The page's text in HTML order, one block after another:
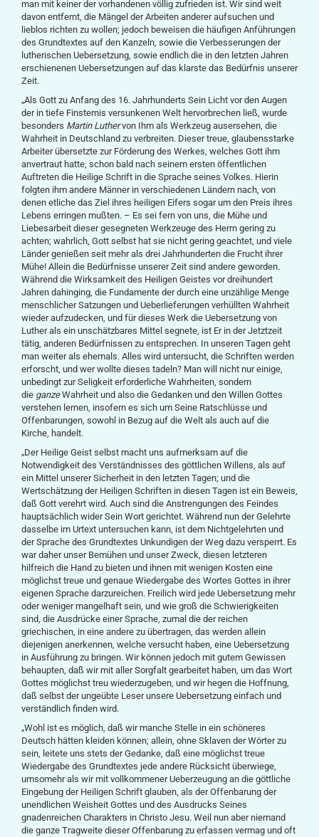
man mit keiner der vorhandenen völlig zufrieden ist. Wir sind weit
davon entfernt, die Mängel der Arbeiten anderer aufsuchen und
lieblos richten zu wollen; jedoch beweisen die häufigen Anführungen
des Grundtextes auf den Kanzeln, sowie die Verbesserungen der
lutherischen Uebersetzung, sowie endlich die in den letzten Jahren
erschienenen Uebersetzungen auf das klarste das Bedürfnis unserer
Zeit.
„Als Gott zu Anfang des 16. Jahrhunderts Sein Licht vor den Augen
der in tiefe Finsternis versunkenen Welt hervorbrechen ließ, wurde
besonders Martin Luthervon Ihm als Werkzeug ausersehen, die
Wahrheit in Deutschland zu verbreiten. Dieser treue, glaubensstarke
Arbeiter übersetzte zur Förderung des Werkes, welches Gott ihm
anvertraut hatte, schon bald nach seinem ersten öffentlichen
Auftreten die Heilige Schrift in die Sprache seines Volkes. Hierin
folgten ihm andere Männer in verschiedenen Ländern nach, von
denen etliche das Ziel ihres heiligen Eifers sogar um den Preis ihres
Lebens erringen mußten. – Es sei fern von uns, die Mühe und
Liebesarbeit dieser gesegneten Werkzeuge des Herrn gering zu
achten; wahrlich, Gott selbst hat sie nicht gering geachtet, und viele
Länder genießen seit mehr als drei Jahrhunderten die Frucht ihrer
Mühe! Allein die Bedürfnisse unserer Zeit sind andere geworden.
Während die Wirksamkeit des Heiligen Geistes vor dreihundert
Jahren dahinging, die Fundamente der durch eine unzählige Menge
menschlicher Satzungen und Ueberlieferungen verhüllten Wahrheit
wieder aufzudecken, und für dieses Werk die Uebersetzung von
Luther als ein unschätzbares Mittel segnete, ist Er in der Jetztzeit
tätig, anderen Bedürfnissen zu entsprechen. In unseren Tagen geht
man weiter als ehemals. Alles wird untersucht, die Schriften werden
erforscht, und wer wollte dieses tadeln? Man will nicht nur einige,
unbedingt zur Seligkeit erforderliche Wahrheiten, sondern
die ganzeWahrheit und also die Gedanken und den Willen Gottes
verstehen lernen, insofern es sich um Seine Ratschlüsse und
Offenbarungen, sowohl in Bezug auf die Welt als auch auf die
Kirche, handelt.
„Der Heilige Geist selbst macht uns aufmerksam auf die
Notwendigkeit des Verständnisses des göttlichen Willens, als auf
ein Mittel unserer Sicherheit in den letzten Tagen; und die
Wertschätzung der Heiligen Schriften in diesen Tagen ist ein Beweis,
daß Gott verehrt wird. Auch sind die Anstrengungen des Feindes
hauptsächlich wider Sein Wort gerichtet. Während nun der Gelehrte
dasselbe im Urtext untersuchen kann, ist dem Nichtgelehrten und
der Sprache des Grundtextes Unkundigen der Weg dazu versperrt. Es
war daher unser Bemühen und unser Zweck, diesen letzteren
hilfreich die Hand zu bieten und ihnen mit wenigen Kosten eine
möglichst treue und genaue Wiedergabe des Wortes Gottes in ihrer
eigenen Sprache darzureichen. Freilich wird jede Uebersetzung mehr
oder weniger mangelhaft sein, und wie groß die Schwierigkeiten
sind, die Ausdrücke einer Sprache, zumal die der reichen
griechischen, in eine andere zu übertragen, das werden allein
diejenigen anerkennen, welche versucht haben, eine Uebersetzung
in Ausführung zu bringen. Wir können jedoch mit gutem Gewissen
behaupten, daß wir mit aller Sorgfalt gearbeitet haben, um das Wort
Gottes möglichst treu wiederzugeben, und wir hegen die Hoffnung,
daß selbst der ungeübte Leser unsere Uebersetzung einfach und
verständlich finden wird.
„Wohl ist es möglich, daß wir manche Stelle in ein schöneres
Deutsch hätten kleiden können; allein, ohne Sklaven der Wörter zu
sein, leitete uns stets der Gedanke, daß eine möglichst treue
Wiedergabe des Grundtextes jede andere Rücksicht überwiege,
umsomehr als wir mit vollkommener Ueberzeugung an die göttliche
Eingebung der Heiligen Schrift glauben, als der Offenbarung der
unendlichen Weisheit Gottes und des Ausdrucks Seines
gnadenreichen Charakters in Christo Jesu. Weil nun aber niemand
die ganze Tragweite dieser Offenbarung zu erfassen vermag und oft